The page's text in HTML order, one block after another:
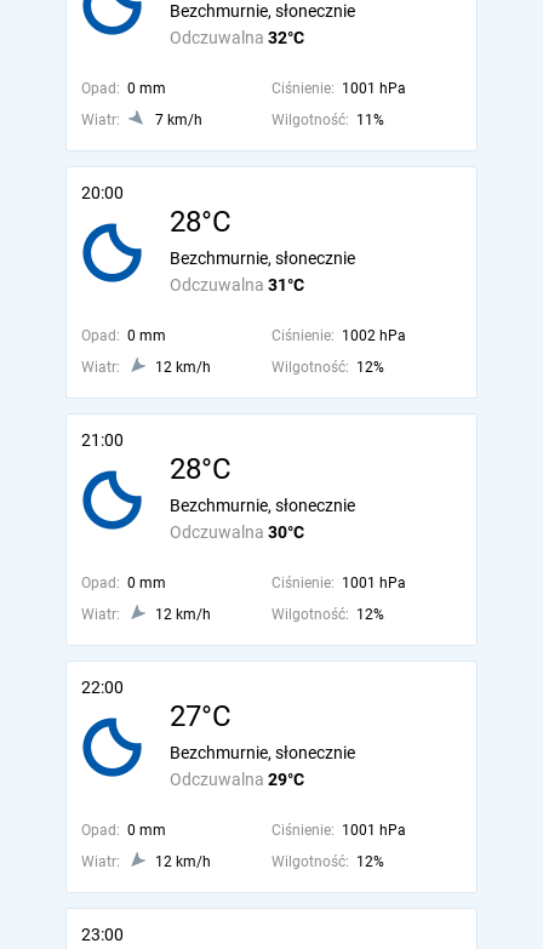
Odczuwalna 32°C
Bezchmurnie, słonecznie
Opad: 0 mm Ciśnienie: 1001 hPa
Wiatr:
7 km/h Wilgotność: 11%
20:00
28°C
Odczuwalna 31°C
Bezchmurnie, słonecznie
Opad: 0 mm Ciśnienie: 1002 hPa
Wiatr:
12 km/h Wilgotność: 12%
21:00
28°C
Odczuwalna 30°C
Bezchmurnie, słonecznie
Opad: 0 mm Ciśnienie: 1001 hPa
Wiatr:
12 km/h Wilgotność: 12%
22:00
27°C
Odczuwalna 29°C
Bezchmurnie, słonecznie
Opad: 0 mm Ciśnienie: 1001 hPa
Wiatr:
12 km/h Wilgotność: 12%
23:00